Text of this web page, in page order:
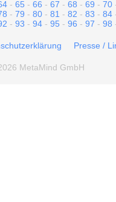
- 65 - 66 - 67 - 68 - 69 - 70
- 79 - 80 - 81 - 82 - 83 - 84
- 93 - 94 - 95 - 96 - 97 - 98
Presse /
MetaMind GmbH